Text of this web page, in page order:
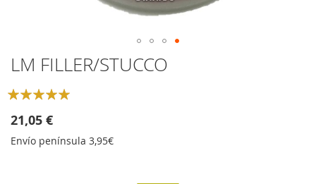
Skip
to
the
beginning
of
the
images
LM FILLER/STUCCO
Rating:
21,05 €
Envío península 3,95€